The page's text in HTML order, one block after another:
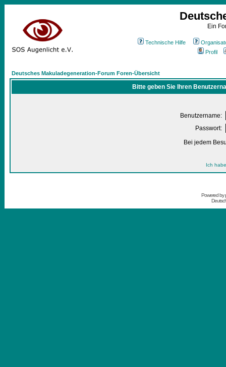
Ein
Technische Hilfe
Profil
Deutsches Makuladegeneration-Forum Foren-Übersicht
Bitte geben Sie Ihren
Benutzername:
Passwort:
Bei jedem
Ich
Powered by